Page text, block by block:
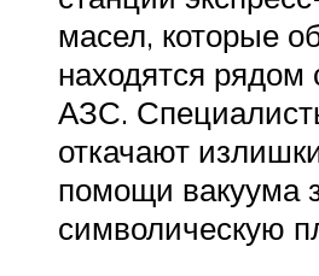
масел, которые
находятся рядом
АЗС.
откачают
помощи вакуума
символическую